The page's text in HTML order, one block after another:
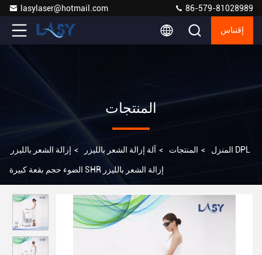
lasylaser@hotmail.com 86-579-81028989
إقتباس
المنتجات
المنزل > المنتجات > آلة إزالة الشعر بالليزر > إزالة الشعر بالليزر DPL
الضوء حجم بقعة كبيرة SHR إزالة الشعر بالليزر